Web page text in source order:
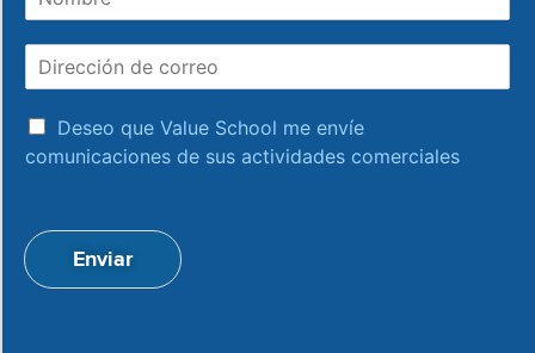
e
c
n
d
a
c
a
c
Deseo que Value School me envíe
comunicaciones de sus actividades comerciales
Enviar